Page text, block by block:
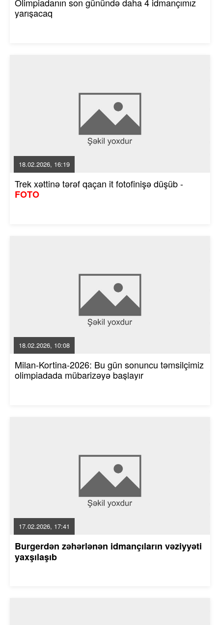
yarışacaq
18.02.2026, 16:19
Trek xəttinə tərəf qaçan it fotofinişə düşüb -
FOTO
18.02.2026, 10:08
Milan-Kortina-2026: Bu gün sonuncu təmsilçimiz
olimpiadada mübarizəyə başlayır
17.02.2026, 17:41
Burgerdən zəhərlənən idmançıların vəziyyəti
yaxşılaşıb